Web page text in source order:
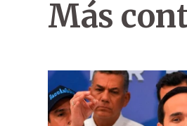
Más